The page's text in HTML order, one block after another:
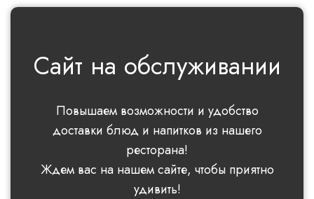
Сайт на обслуживании
Повышаем возможности и удобство
доставки блюд и напитков из нашего
ресторана!
Ждем вас на нашем сайте, чтобы приятно
удивить!